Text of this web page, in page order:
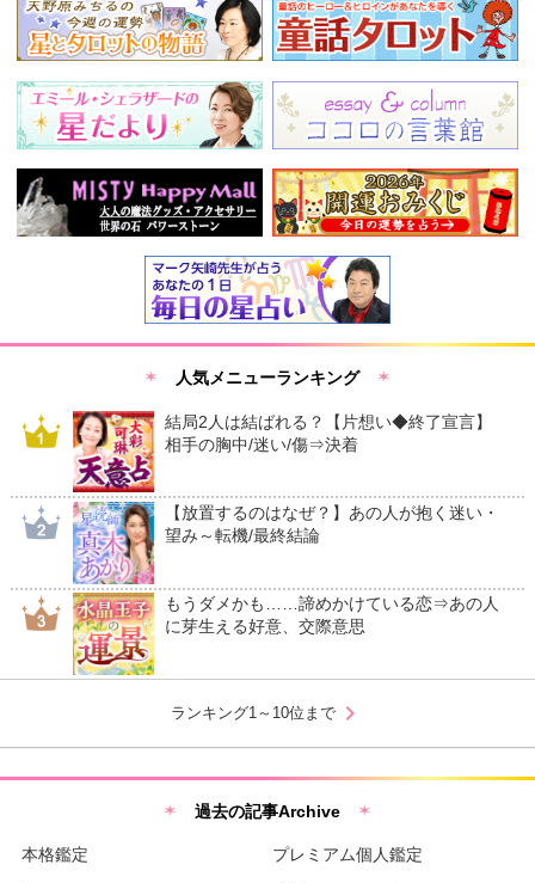
人気メニューランキング
結局2人は結ばれる？【片想い◆終了宣言】
相手の胸中/迷い/傷⇒決着
【放置するのはなぜ？】あの人が抱く迷い・
望み～転機/最終結論
もうダメかも……諦めかけている恋⇒あの人
に芽生える好意、交際意思
ランキング1～10位まで chevron_right
過去の記事Archive
本格鑑定 プレミアム個人鑑定